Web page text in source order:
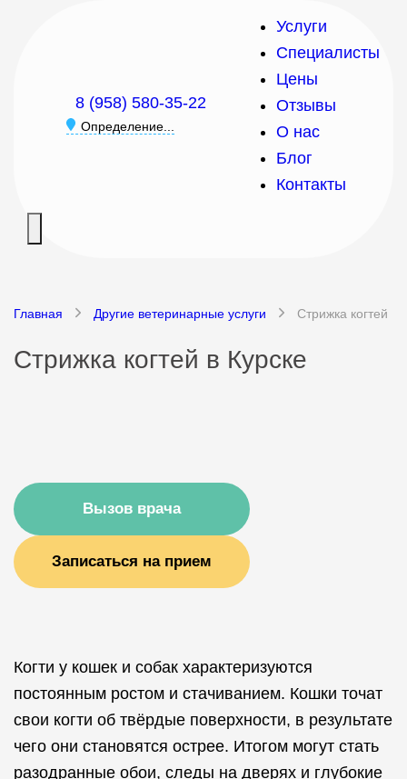
Услуги
Специалисты
Цены
Отзывы
О нас
Блог
Контакты
8 (958) 580-35-22
Определение...
Главная Другие ветеринарные услуги Стрижка когтей
Стрижка когтей в Курске
Вызов врача
Записаться на прием
Когти у кошек и собак характеризуются
постоянным ростом и стачиванием. Кошки точат
свои когти об твёрдые поверхности, в результате
чего они становятся острее. Итогом могут стать
разодранные обои, следы на дверях и глубокие